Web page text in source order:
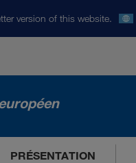
version of this website.
PRÉSENTATION